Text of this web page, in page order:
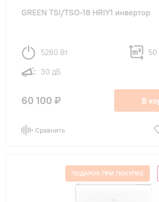
GREEN TSI/TSO-18 HRIY1 инвертор
5280 Вт
30 дБ
60 100 ₽ В
Сравнить
ПОДАРОК ПРИ ПОКУПКЕ